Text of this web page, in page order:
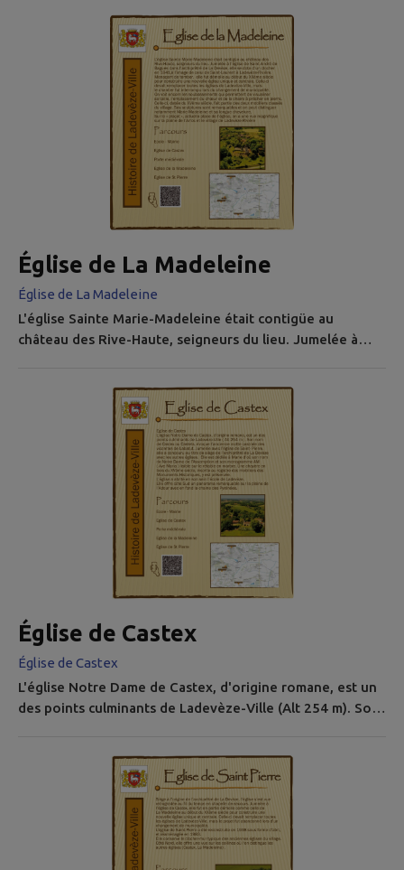
Église de La Madeleine
Église de La Madeleine
L'église Sainte Marie-Madeleine était contigüe au
château des Rive-Haute, seigneurs du lieu. Jumelée à
celui de Saint-Laurent à Ladevèze-Rivière. Menaçant de
tomber, elle fut démolie au début du XXème siècle pour
construire une nouvelle église unique et centrale. Celle-
Église de Castex
Église de Castex
L'église Notre Dame de Castex, d'origine romane, est un
des points culminants de Ladevèze-Ville (Alt 254 m). Son
de Saint-Pierre, elle a concouru au titre de siège de
l'archiprêtré de La Devèze avec les autres églises. Elle
est dédiée à Marie d'où son nom de Notre Dame de
l'Assomption et...